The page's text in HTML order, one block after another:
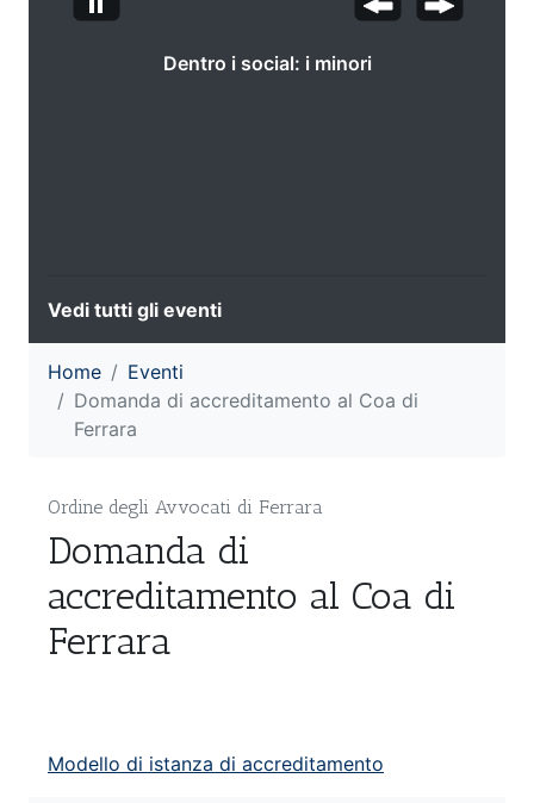
Dentro i social: i minori
Vedi tutti gli eventi
Home
Eventi
Domanda di accreditamento al Coa di
Ferrara
Ordine degli Avvocati di Ferrara
Domanda di
accreditamento al Coa di
Ferrara
Modello di istanza di accreditamento